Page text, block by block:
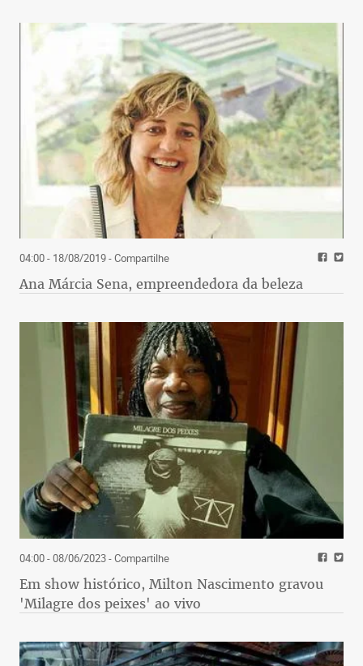
04:00 - 18/08/2019- Compartilhe
Ana Márcia Sena, empreendedora da beleza
04:00 - 08/06/2023- Compartilhe
Em show histórico, Milton Nascimento gravou
'Milagre dos peixes' ao vivo